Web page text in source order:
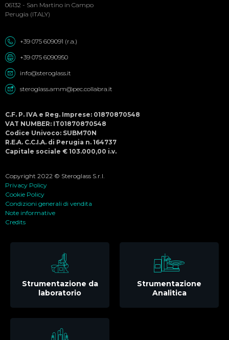
06132 - San Martino in Campo
Perugia (ITALY)
+39 075 609091 (r.a.)
+39 075 6090950
info@steroglass.it
steroglass.amm@pec.collabra.it
C.F. P. IVA e Reg. Imprese: 01870870548
VAT NUMBER: IT01870870548
Codice Univoco: SUBM70N
R.E.A. C.C.I.A. di Perugia n. 164737
Capitale sociale € 103.000,00 i.v.
Copyright 2022 © Steroglass S.r.l.
Privacy Policy
Cookie Policy
Condizioni generali di vendita
Note informative
Credits
Strumentazione da
laboratorio
Strumentazione
Analitica